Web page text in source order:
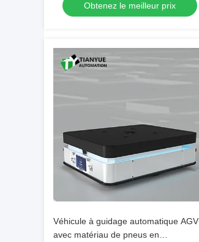
laser pour le transport de matériaux
PCB
Obtenez le meilleur prix
Véhicule à guidage automatique AGV
avec matériau de pneus en